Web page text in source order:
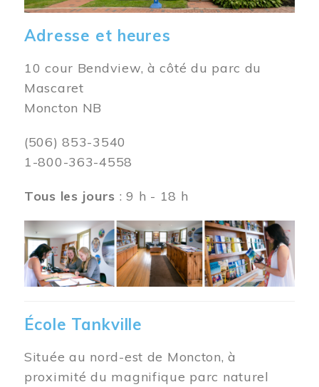
Adresse et heures
10 cour Bendview, à côté du parc du
Mascaret
Moncton NB
(506) 853-3540
1-800-363-4558
Tous les jours : 9 h - 18 h
Image
École Tankville
Située au nord-est de Moncton, à
proximité du magnifique parc naturel